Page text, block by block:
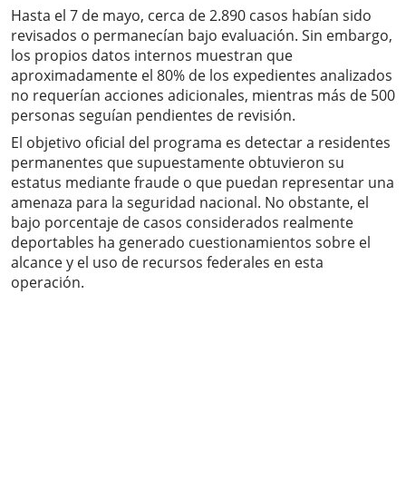
Hasta el 7 de mayo, cerca de 2.890 casos habían sido
revisados o permanecían bajo evaluación. Sin embargo,
los propios datos internos muestran que
aproximadamente el 80% de los expedientes analizados
no requerían acciones adicionales, mientras más de 500
personas seguían pendientes de revisión.
El objetivo oficial del programa es detectar a residentes
permanentes que supuestamente obtuvieron su
estatus mediante fraude o que puedan representar una
amenaza para la seguridad nacional. No obstante, el
bajo porcentaje de casos considerados realmente
deportables ha generado cuestionamientos sobre el
alcance y el uso de recursos federales en esta
operación.